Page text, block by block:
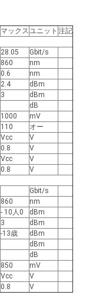
マックスユニット 注記
28.05
Gbit/s
860
nm
0.6
nm
2.4
dBm
3
dBm
dB
1000
mV
110
オー
Vcc
V
0.8
V
Vcc
V
0.8
V
Gbit/s
860
nm
- 10人0
dBm
3
dBm
-13歳
dBm
dBm
dB
850
mV
Vcc
V
0.8 V